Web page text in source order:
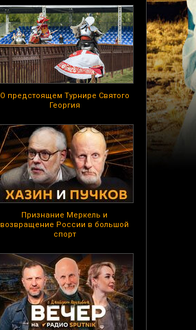
О предстоящем Турнире Святого
Георгия
Признание Меркель и
возвращение России в большой
спорт